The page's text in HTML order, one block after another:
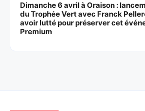
Dimanche 6 avril à Oraison :
du Trophée Vert avec Franck
avoir lutté pour préserver cet
Premium